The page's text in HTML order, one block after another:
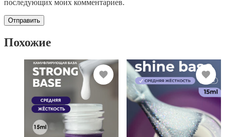
последующих моих комментариев.
Похожие